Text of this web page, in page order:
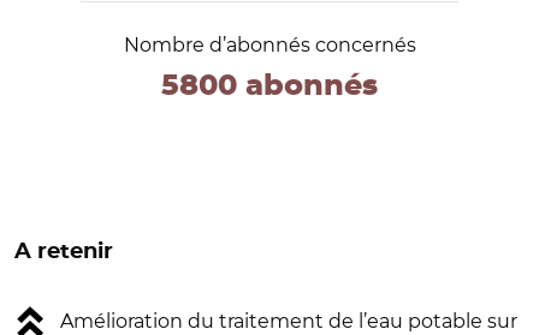
Nombre d’abonnés concernés
5800 abonnés
A retenir
Amélioration du traitement de l’eau potable sur